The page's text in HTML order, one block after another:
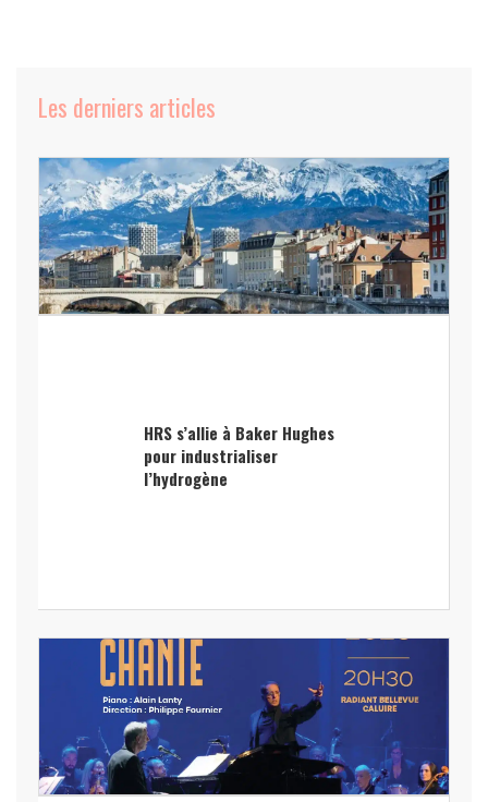
Les derniers articles
HRS s’allie à Baker Hughes
pour industrialiser
l’hydrogène